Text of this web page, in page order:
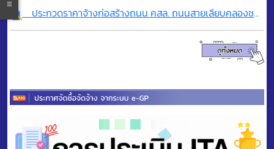
ประกวดราคาจ้างก่อสร้างถนน คสล. ถนนสายเลียบคลองชลประทาน บ้านสันกลาง หมู่ที่ 2 และบ้านเด่นภูเวียง หมู่ที่ 14 ต.แม่สรวย อ.แม่สรวย จ.เชียงราย